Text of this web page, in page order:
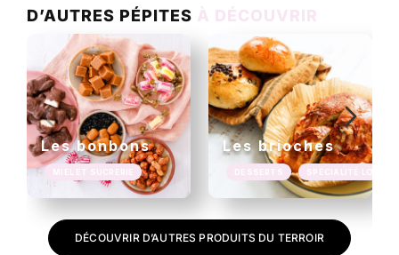
D’AUTRES PÉPITES À DÉCOUVRIR
Les bonbons
MIEL ET SUCRERIE
Les brioches
DESSERTS SPÉCIALITÉ LOCALE
DÉCOUVRIR D’AUTRES PRODUITS DU TERROIR